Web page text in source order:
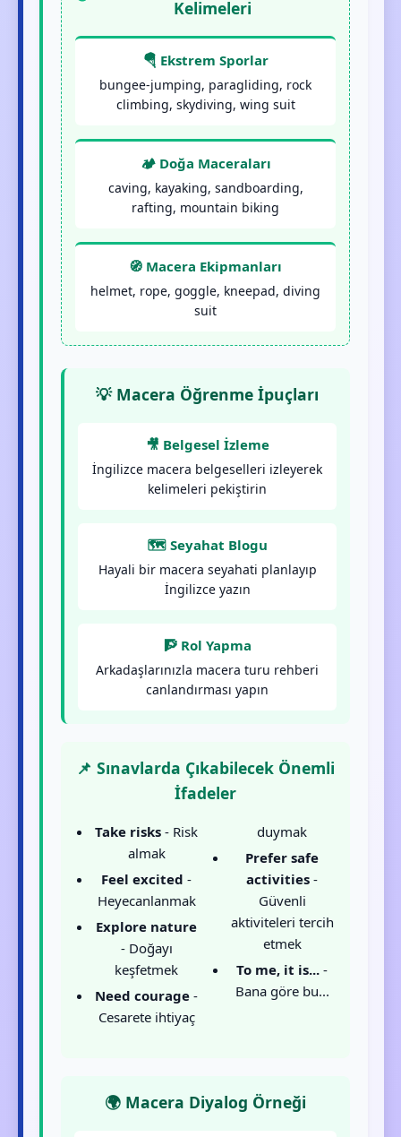
Kelimeleri
🪂 Ekstrem Sporlar
bungee-jumping, paragliding, rock
climbing, skydiving, wing suit
🏕️ Doğa Maceraları
caving, kayaking, sandboarding,
rafting, mountain biking
🧭 Macera Ekipmanları
helmet, rope, goggle, kneepad, diving
suit
💡 Macera Öğrenme İpuçları
🎥 Belgesel İzleme
İngilizce macera belgeselleri izleyerek
kelimeleri pekiştirin
🗺️ Seyahat Blogu
Hayali bir macera seyahati planlayıp
İngilizce yazın
🧗 Rol Yapma
Arkadaşlarınızla macera turu rehberi
canlandırması yapın
📌 Sınavlarda Çıkabilecek Önemli
İfadeler
Take risks - Risk
almak
Feel excited -
Heyecanlanmak
Explore nature
- Doğayı
keşfetmek
Need courage -
Cesarete ihtiyaç
duymak
Prefer safe
activities -
Güvenli
aktiviteleri tercih
etmek
To me, it is... -
Bana göre bu...
🌍 Macera Diyalog Örneği